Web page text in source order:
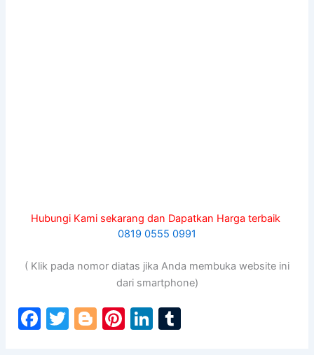
Hubungi Kami sekarang dan Dapatkan Harga terbaik
0819 0555 0991
( Klik pada nomor diatas jika Anda membuka website ini
dari smartphone)
F
T
Bl Pi Li